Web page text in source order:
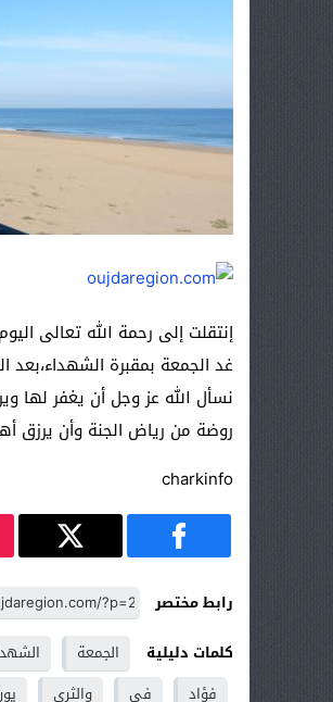
إنتقلت إلى رحمة الله تعالى
غد الجمعة بمقبرة
نسأل الله عز وجل أن يغفر لها
روضة من رياض الجنة وأن يرزق
charkinfo
رابط مختصر
كلمات دليلية
الجمعة
فؤاد
في والثرى